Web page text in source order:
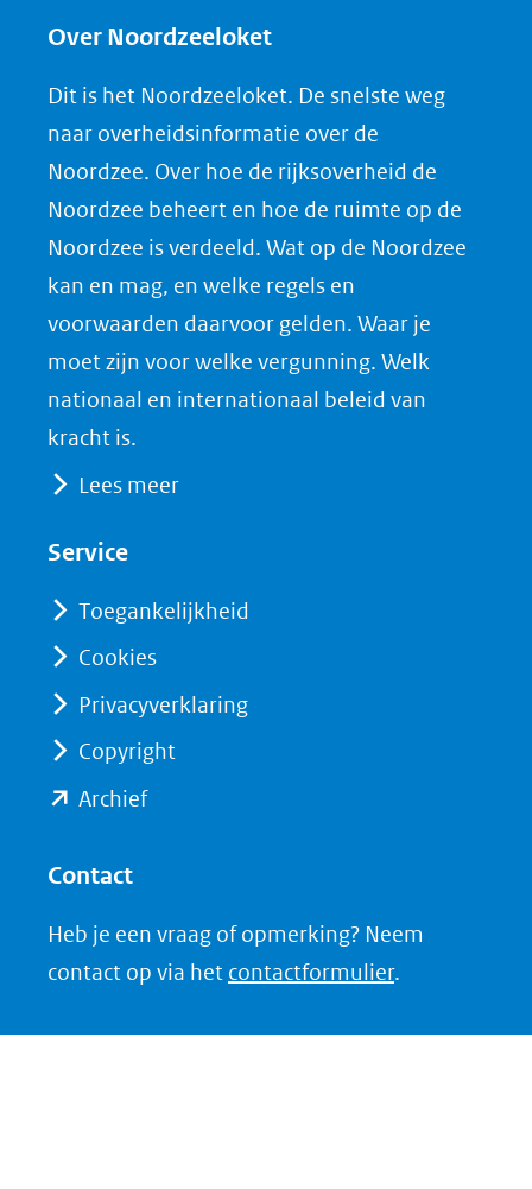
e
o
p
F
a
c
e
b
o
o
in
(verwijst
een
andere
website)
e
o
p
L
i
n
k
e
d
I
(verwijst
andere
e
o
p
X
(opent
in
nieuw
venster)
(verwijst
naar
n
o
a
d
P
D
F
Over Noordzeeloket
Dit is het Noordzeeloket. De snelste weg
naar overheidsinformatie over de
Noordzee. Over hoe de rijksoverheid de
Noordzee beheert en hoe de ruimte op de
Noordzee is verdeeld. Wat op de Noordzee
kan en mag, en welke regels en
voorwaarden daarvoor gelden. Waar je
moet zijn voor welke vergunning. Welk
nationaal en internationaal beleid van
kracht is.
Lees meer
Service
Toegankelijkheid
Cookies
Privacyverklaring
Copyright
Archief(opent
(verwijst
naar
Contact
Heb je een vraag of opmerking? Neem
contact op via het contactformulier.